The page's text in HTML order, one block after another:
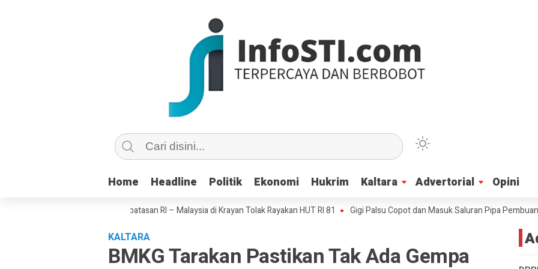
Home Headline Politik Ekonomi Hukrim Kaltara Advertorial Opini
Home Headline Politik Ekonomi Hukrim Kaltara Advertorial Opini
Negara, Warga Perbatasan RI – Malaysia di Krayan Tolak Rayakan HUT RI 81 Gigi Palsu Copot dan Masuk Saluran Pipa Pembuangan Air,
KALTARA
BMKG Tarakan Pastikan Tak Ada Gempa